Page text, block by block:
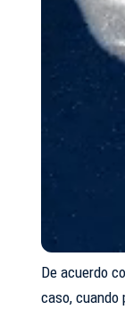
De acuerdo
caso, cuando